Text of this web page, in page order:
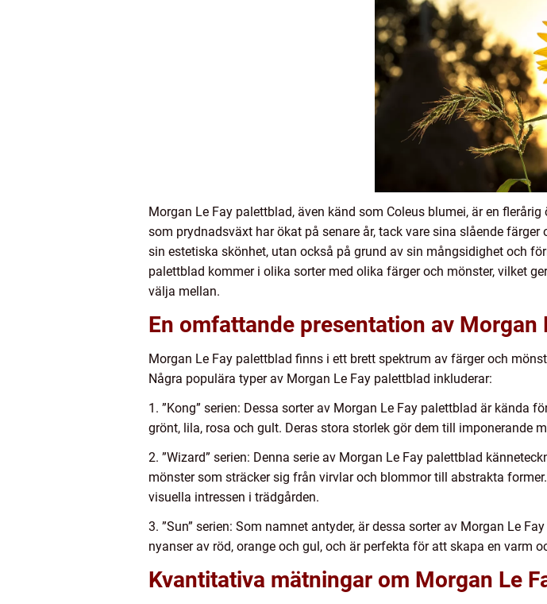
Morgan Le Fay palettblad, även känd som Coleus blumei, är en
som prydnadsväxt har ökat på senare år, tack vare sina slående
sin estetiska skönhet, utan också på grund av sin mångsidighet och
palettblad kommer i olika sorter med olika färger och mönster, vilket
välja mellan.
En omfattande presentation av Morgan
Morgan Le Fay palettblad finns i ett brett spektrum av färger och
Några populära typer av Morgan Le Fay palettblad inkluderar:
1. ”Kong” serien: Dessa sorter av Morgan Le Fay palettblad är kända
grönt, lila, rosa och gult. Deras stora storlek gör dem till imponerande
2. ”Wizard” serien: Denna serie av Morgan Le Fay palettblad
mönster som sträcker sig från virvlar och blommor till abstrakta
visuella intressen i trädgården.
3. ”Sun” serien: Som namnet antyder, är dessa sorter av Morgan Le
nyanser av röd, orange och gul, och är perfekta för att skapa en varm
Kvantitativa mätningar om Morgan Le